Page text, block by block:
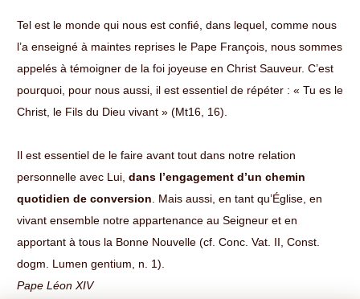
Tel est le monde qui nous est confié, dans lequel, comme nous
l’a enseigné à maintes reprises le Pape François, nous sommes
appelés à témoigner de la foi joyeuse en Christ Sauveur. C’est
pourquoi, pour nous aussi, il est essentiel de répéter : « Tu es le
Christ, le Fils du Dieu vivant » (Mt16, 16).
Il est essentiel de le faire avant tout dans notre relation
personnelle avec Lui, dans l’engagement d’un chemin
quotidien de conversion . Mais aussi, en tant qu’Église, en
vivant ensemble notre appartenance au Seigneur et en
apportant à tous la Bonne Nouvelle (cf. Conc. Vat. II, Const.
dogm. Lumen gentium, n. 1).
Pape Léon XIV